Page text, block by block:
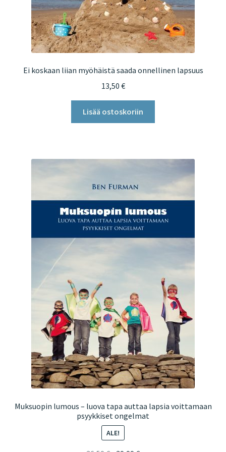
Ei koskaan liian myöhäistä saada onnellinen lapsuus
13,50 €
Lisää ostoskoriin
Muksuopin lumous – luova tapa auttaa lapsia voittamaan
psyykkiset ongelmat
ALE!